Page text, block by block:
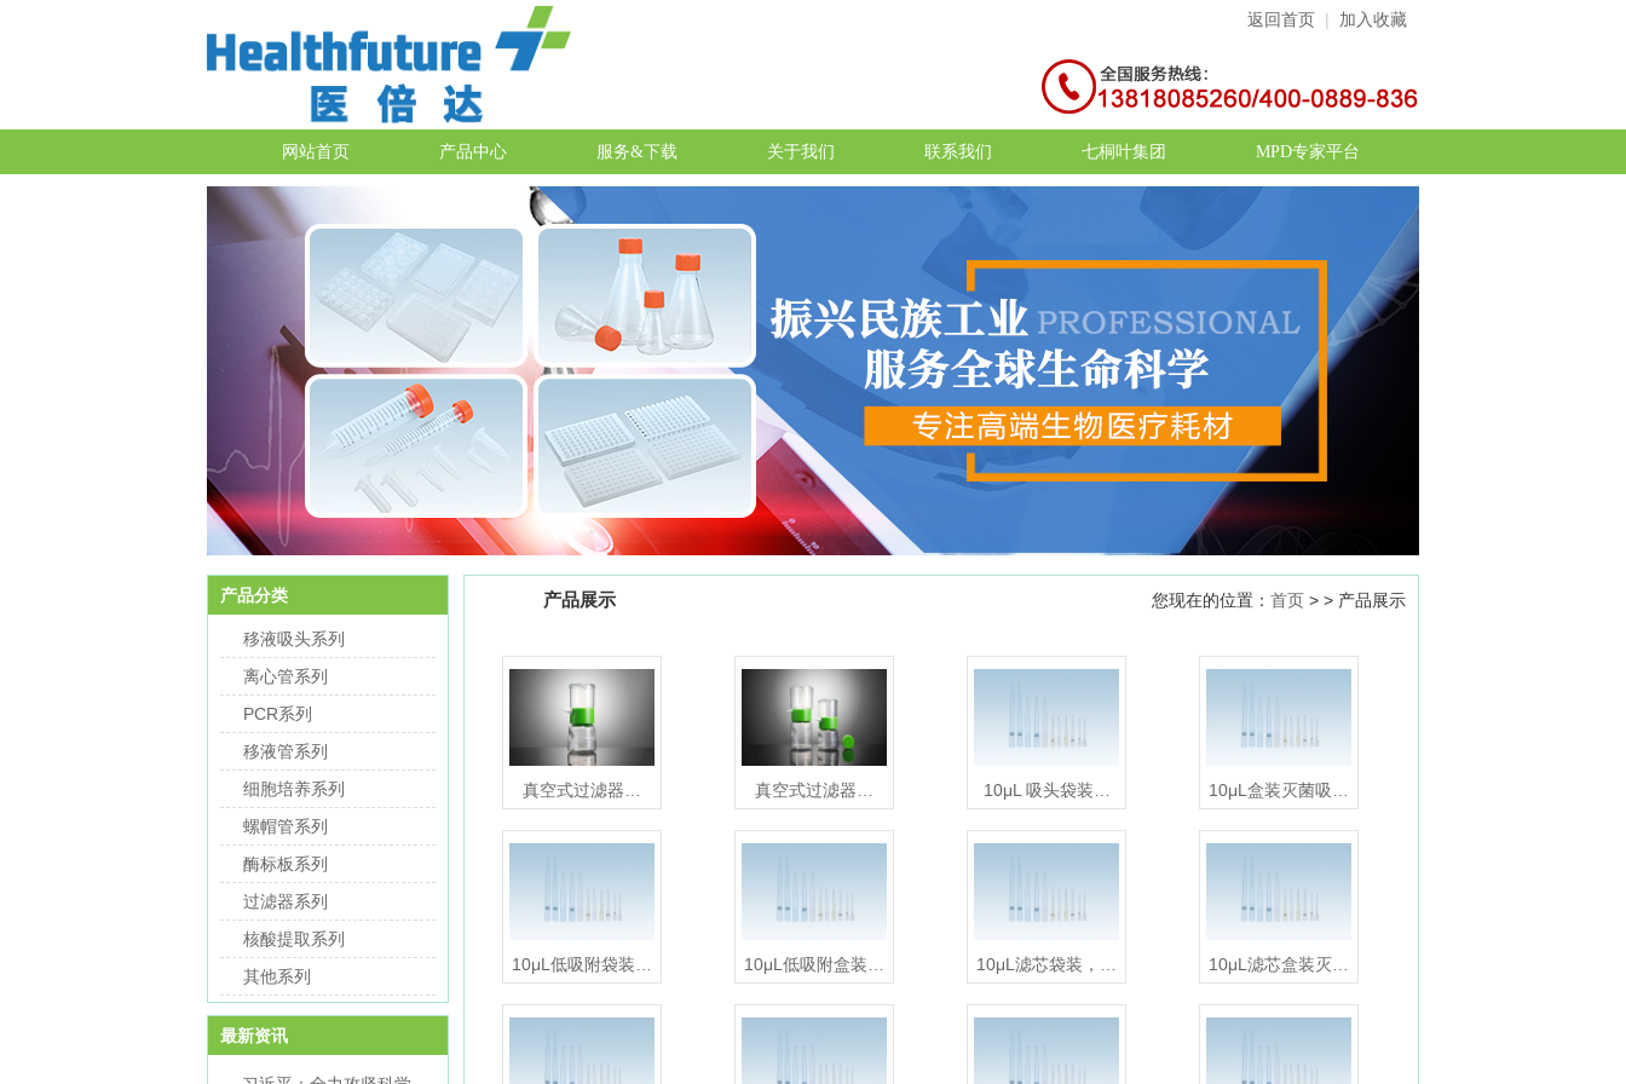
返回首页 | 加入收藏
网站首页 产品中心 服务&下载 关于我们 联系我们 七桐叶集团 MPD专家平台
产品分类
移液吸头系列
离心管系列
PCR系列
移液管系列
细胞培养系列
螺帽管系列
酶标板系列
过滤器系列
核酸提取系列
其他系列
最新资讯
产品展示 您现在的位置： 首页 > > 产品展示
真空式过滤器… 真空式过滤器… 10μL 吸头袋装… 10μL盒装灭菌吸…
10μL低吸附袋装… 10μL低吸附盒装… 10μL滤芯袋装，… 10μL滤芯盒装灭…